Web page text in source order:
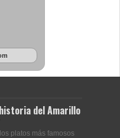
del Amarillo
platos más famosos